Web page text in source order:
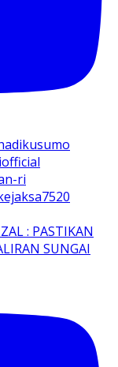
: PASTIKAN
SUNGAI